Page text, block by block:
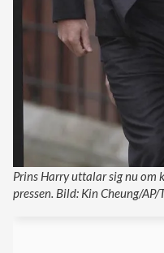
Prins Harry uttalar sig nu om
pressen. Bild: Kin Cheung/AP/